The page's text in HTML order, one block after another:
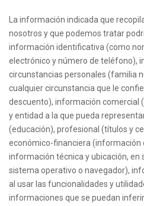
La información indicada que
nosotros y que podemos tratar
información identificativa (como
electrónico y número de teléfono),
circunstancias personales (familia
cualquier circunstancia que le
descuento), información comercial
y entidad a la que pueda
(educación), profesional (títulos y
económico-financiera (información
información técnica y ubicación, en
sistema operativo o navegador),
al usar las funcionalidades y
informaciones que se puedan